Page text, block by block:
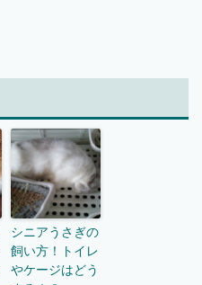
シニアうさぎの
飼い方！トイレ
やケージはどう